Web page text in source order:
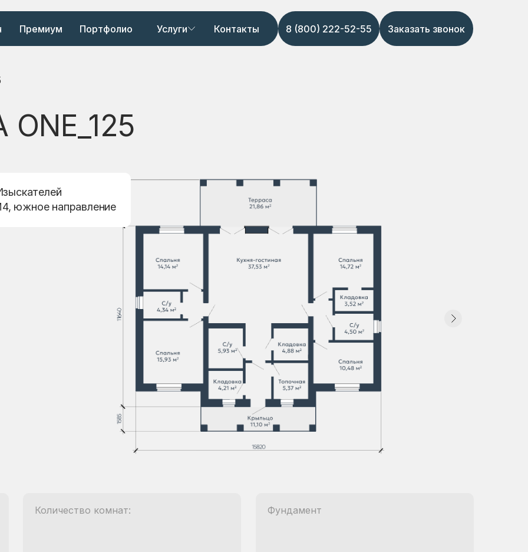
8 (800) 222-52-55 Заказать звонок
Премиум Контакты
Портфолио Услуги
южное направление
Количество комнат: Фундамент